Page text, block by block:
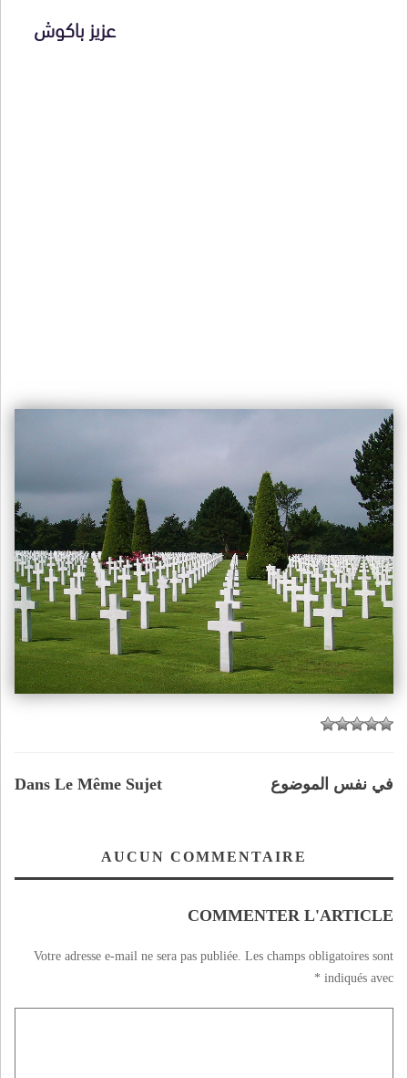
عزيز باكوش
Dans Le Même Sujet في نفس الموضوع
AUCUN COMMENTAIRE
COMMENTER L'ARTICLE
Votre adresse e-mail ne sera pas publiée. Les champs obligatoires sont
indiqués avec
*